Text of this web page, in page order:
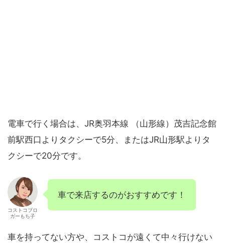
電車で行く場合は、JR奥羽本線 （山形線）茂吉記念館
前駅西口よりタクシーで5分、またはJR山形駅よりタ
クシーで20分です。
コストコブロ
ガーもち子
車で来店するのがおすすめです！
車を持ってない方や、コストコが遠くて中々行けない